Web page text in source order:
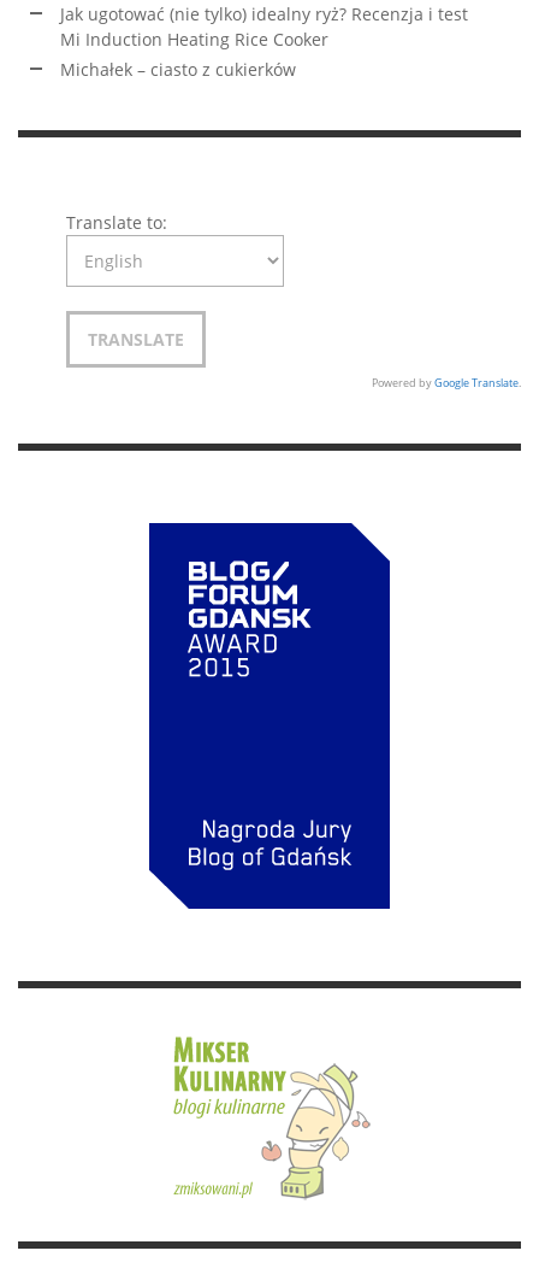
Jak ugotować (nie tylko) idealny ryż? Recenzja i test
Mi Induction Heating Rice Cooker
Michałek – ciasto z cukierków
Translate to:
Powered byGoogle Translate.